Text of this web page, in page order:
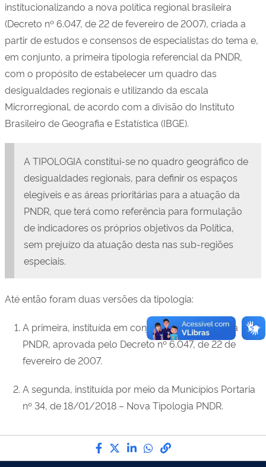
institucionalizando a nova política regional brasileira
(Decreto nº 6.047, de 22 de fevereiro de 2007), criada a
partir de estudos e consensos de especialistas do tema e,
em conjunto, a primeira tipologia referencial da PNDR,
com o propósito de estabelecer um quadro das
desigualdades regionais e utilizando da escala
Microrregional, de acordo com a divisão do Instituto
Brasileiro de Geografia e Estatística (IBGE).
A TIPOLOGIA constitui-se no quadro geográfico de
desigualdades regionais, para definir os espaços
elegíveis e as áreas prioritárias para a atuação da
PNDR, que terá como referência para formulação
de indicadores os próprios objetivos da Política,
sem prejuízo da atuação desta nas sub-regiões
especiais.
Até então foram duas versões da tipologia:
A primeira, instituída em conjunto com a primeira
PNDR, aprovada pelo Decreto nº 6.047, de 22 de
fevereiro de 2007.
A segunda, instituída por meio da Municípios Portaria
nº 34, de 18/01/2018 – Nova Tipologia PNDR.
Compartilhe por Facebook
Compartilhe por Twitter
Compartilhe por
Compartilhe por
link para Copiar